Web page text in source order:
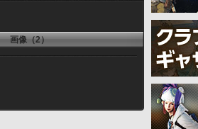
画像（2）